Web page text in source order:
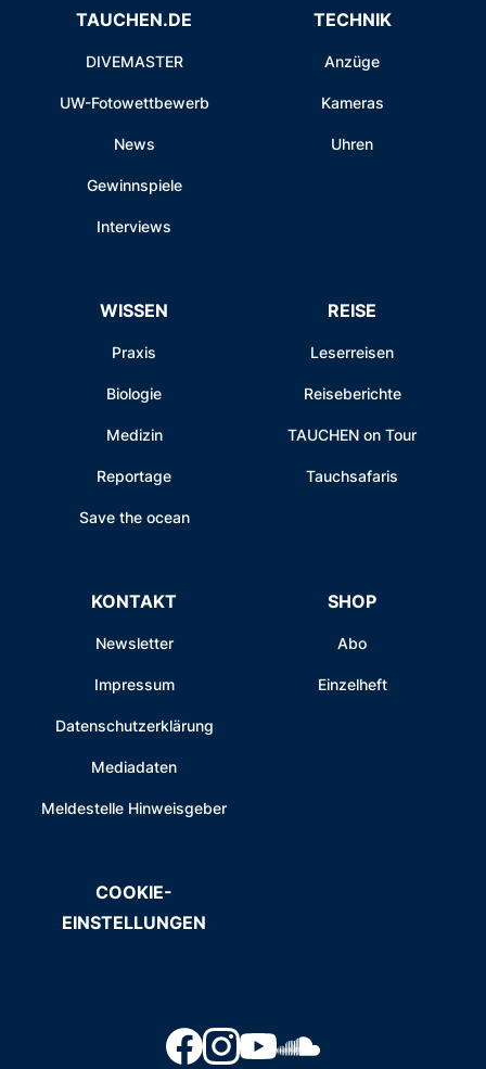
TAUCHEN.DE
DIVEMASTER
UW-Fotowettbewerb
News
Gewinnspiele
Interviews
TECHNIK
Anzüge
Kameras
Uhren
WISSEN
Praxis
Biologie
Medizin
Reportage
Save the ocean
REISE
Leserreisen
Reiseberichte
TAUCHEN on Tour
Tauchsafaris
KONTAKT
Newsletter
Impressum
Datenschutzerklärung
Mediadaten
Meldestelle Hinweisgeber
SHOP
Abo
Einzelheft
COOKIE-
EINSTELLUNGEN